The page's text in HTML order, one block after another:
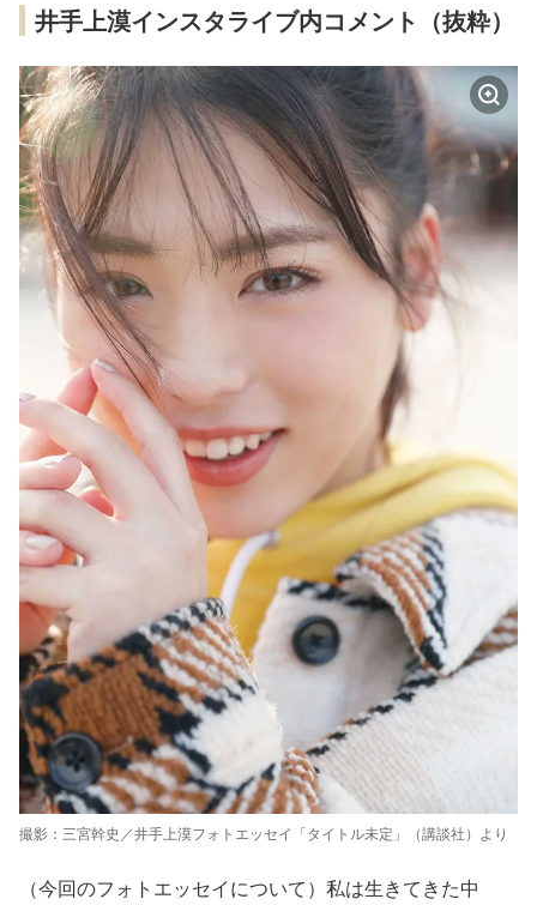
井手上漠インスタライブ内コメント（抜粋）
撮影：三宮幹史／井手上漠フォトエッセイ「タイトル未定」（講談社）より
（今回のフォトエッセイについて）私は生きてきた中